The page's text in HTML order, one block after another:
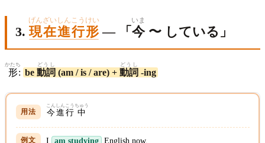
3.現在進行形
げんざいしんこうけい
— 「 今
いま
〜 している」
形
かたち
: be 動詞
どうし
(am / is / are) + 動詞
どうし
-ing
今
こん
進行
しんこう
中
ちゅう
I am studying English now.